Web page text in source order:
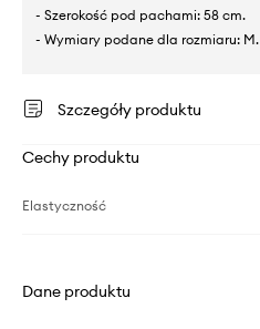
- Szerokość pod pachami: 58 cm.
- Wymiary podane dla rozmiaru: M.
Szczegóły produktu
Cechy produktu
Elastyczność
Dane produktu